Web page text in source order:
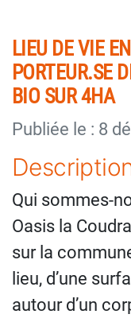
LIEU DE VIE
PORTEUR.SE
BIO SUR 4HA
Publiée le : 8
Qui sommes-
Oasis la
sur la
lieu, d’une
autour d’un